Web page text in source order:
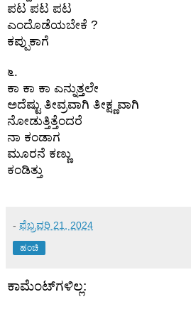
ಪಟ ಪಟ ಪಟ
ಎಂದೊಡೆಯಬೇಕೆ ?
ಕಪ್ಪುಕಾಗೆ
೬.
ಕಾ ಕಾ ಕಾ ಎನ್ನುತ್ತಲೇ
ಅದೆಷ್ಟು ತೀವ್ರವಾಗಿ ತೀಕ್ಷ್ಣವಾಗಿ
ನೋಡುತ್ತಿತ್ತೆಂದರೆ
ನಾ ಕಂಡಾಗ
ಮೂರನೆ ಕಣ್ಣು
ಕಂಡಿತ್ತು
- ಫೆಬ್ರವರಿ 21, 2024
ಹಂಚಿ
ಕಾಮೆಂಟ್‌ಗಳಿಲ್ಲ: